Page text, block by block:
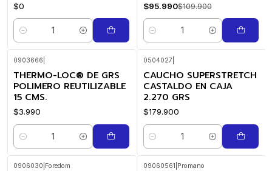
$0
Cantidad
$95.990$109.900
Cantidad
0903666
THERMO-LOC® DE GRS
POLIMERO REUTILIZABLE
15 CMS.
$3.990
Cantidad
0504027
CAUCHO SUPERSTRETCH
CASTALDO EN CAJA
2.270 GRS
$179.900
Cantidad
0906030 Foredom 09060561 Promano